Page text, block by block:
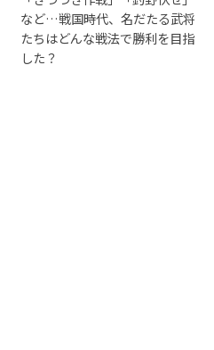
など…戦国時代、名だたる武将
たちはどんな戦法で勝利を目指
した？